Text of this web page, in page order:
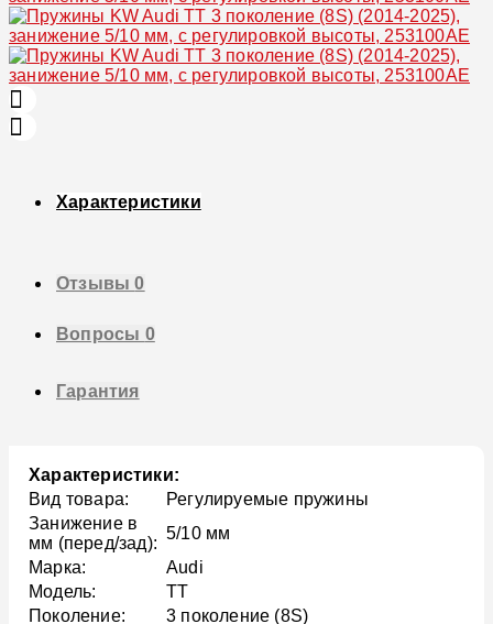
Характеристики
Отзывы0
Вопросы 0
Гарантия
Характеристики:
Вид товара:
Регулируемые пружины
Занижение в
мм (перед/зад):
5/10 мм
Марка:
Audi
Модель:
TT
Поколение:
3 поколение (8S)